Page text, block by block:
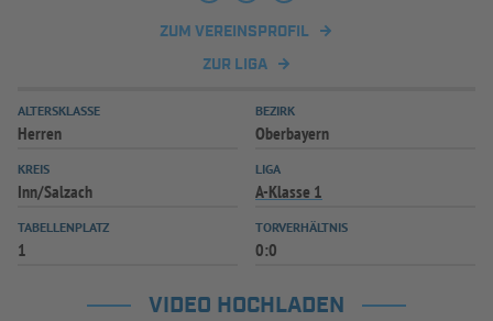
ZUM VEREINSPROFIL
ZUR LIGA
ALTERSKLASSE
Herren
BEZIRK
Oberbayern
KREIS
Inn/Salzach
LIGA
A-Klasse 1
TABELLENPLATZ
1
TORVERHÄLTNIS
0:0
VIDEO HOCHLADEN